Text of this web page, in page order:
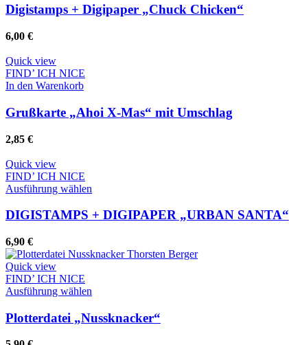
weist
mehrere
der
Produktseite
Digistamps + Digipaper „Chuck Chicken“
6,00 €
Quick view
FIND’ ICH NICE
In den Warenkorb
Grußkarte „Ahoi X-Mas“ mit Umschlag
2,85 €
Quick view
FIND’ ICH NICE
Ausführung wählen
weist
auf.
Die
auf
Produktseite
DIGISTAMPS + DIGIPAPER „URBAN SANTA“
6,90 €
Quick view
FIND’ ICH NICE
Ausführung wählen
weist
mehrere
Plotterdatei „Nussknacker“